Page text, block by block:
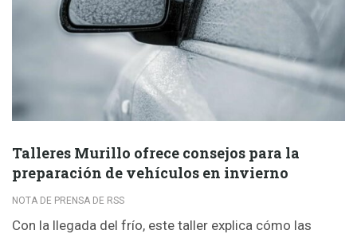
Talleres Murillo ofrece consejos para la
preparación de vehículos en invierno
NOTA DE PRENSA DE RSS
Con la llegada del frío, este taller explica cómo las